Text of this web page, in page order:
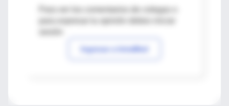
Para ver los comentarios de colegas o
Ingresar a IntraMed